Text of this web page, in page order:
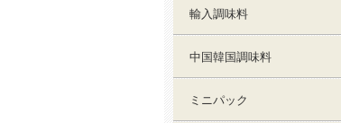
輸入調味料
中国韓国調味料
ミニパック